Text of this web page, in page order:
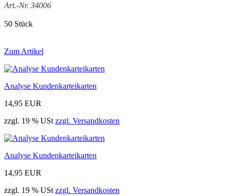
Art.-Nr. 34006
50 Stück
Zum Artikel
Analyse Kundenkarteikarten
14,95 EUR
zzgl. 19 % USt zzgl. Versandkosten
Analyse Kundenkarteikarten
14,95 EUR
zzgl. 19 % USt zzgl. Versandkosten